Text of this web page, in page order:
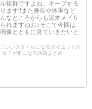
抜群ですよね。キープする
ます!!また身長や体重など
なところからも黒木メイサ
れますねお♪そこで今回は
像とともに見ていきたいと
いいスタイルになるダイエット法
女子が気になる話題まとめ